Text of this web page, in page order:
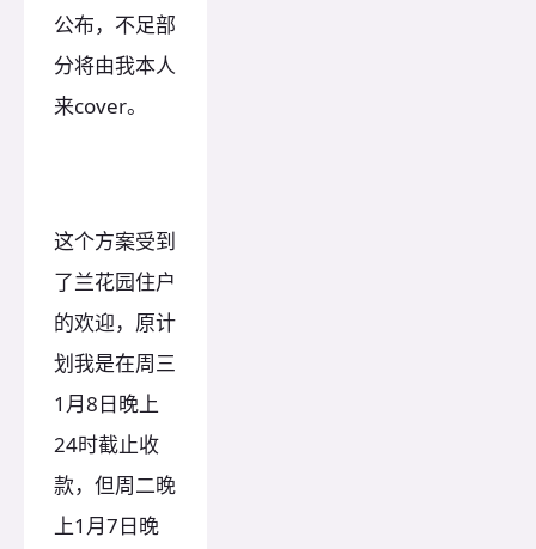
公布，不足部
分将由我本人
来cover。
这个方案受到
了兰花园住户
的欢迎，原计
划我是在周三
1月8日晚上
24时截止收
款，但周二晚
上1月7日晚